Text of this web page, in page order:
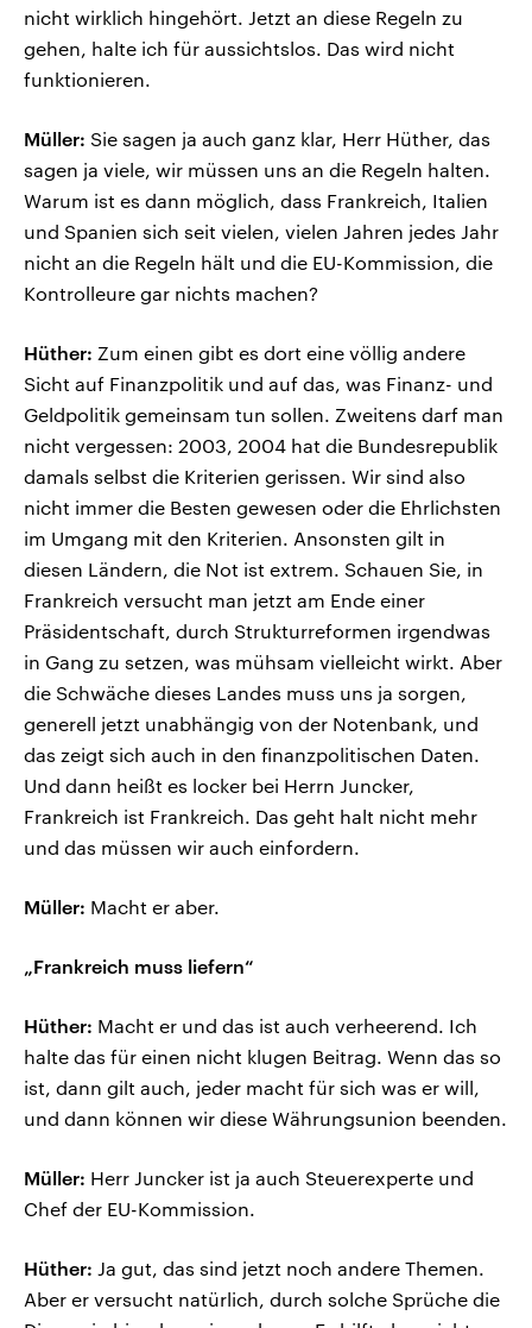
nicht wirklich hingehört. Jetzt an diese Regeln zu
gehen, halte ich für aussichtslos. Das wird nicht
funktionieren.
Müller: Sie sagen ja auch ganz klar, Herr Hüther, das
sagen ja viele, wir müssen uns an die Regeln halten.
Warum ist es dann möglich, dass Frankreich, Italien
und Spanien sich seit vielen, vielen Jahren jedes Jahr
nicht an die Regeln hält und die EU-Kommission, die
Kontrolleure gar nichts machen?
Hüther: Zum einen gibt es dort eine völlig andere
Sicht auf Finanzpolitik und auf das, was Finanz- und
Geldpolitik gemeinsam tun sollen. Zweitens darf man
nicht vergessen: 2003, 2004 hat die Bundesrepublik
damals selbst die Kriterien gerissen. Wir sind also
nicht immer die Besten gewesen oder die Ehrlichsten
im Umgang mit den Kriterien. Ansonsten gilt in
diesen Ländern, die Not ist extrem. Schauen Sie, in
Frankreich versucht man jetzt am Ende einer
Präsidentschaft, durch Strukturreformen irgendwas
in Gang zu setzen, was mühsam vielleicht wirkt. Aber
die Schwäche dieses Landes muss uns ja sorgen,
generell jetzt unabhängig von der Notenbank, und
das zeigt sich auch in den finanzpolitischen Daten.
Und dann heißt es locker bei Herrn Juncker,
Frankreich ist Frankreich. Das geht halt nicht mehr
und das müssen wir auch einfordern.
Müller: Macht er aber.
„Frankreich muss liefern“
Hüther: Macht er und das ist auch verheerend. Ich
halte das für einen nicht klugen Beitrag. Wenn das so
ist, dann gilt auch, jeder macht für sich was er will,
und dann können wir diese Währungsunion beenden.
Müller: Herr Juncker ist ja auch Steuerexperte und
Chef der EU-Kommission.
Hüther: Ja gut, das sind jetzt noch andere Themen.
Aber er versucht natürlich, durch solche Sprüche die